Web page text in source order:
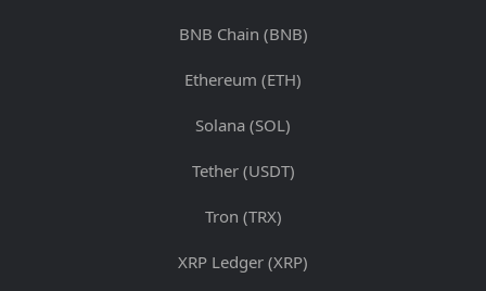
BNB Chain (BNB)
Ethereum (ETH)
Solana (SOL)
Tether (USDT)
Tron (TRX)
XRP Ledger (XRP)